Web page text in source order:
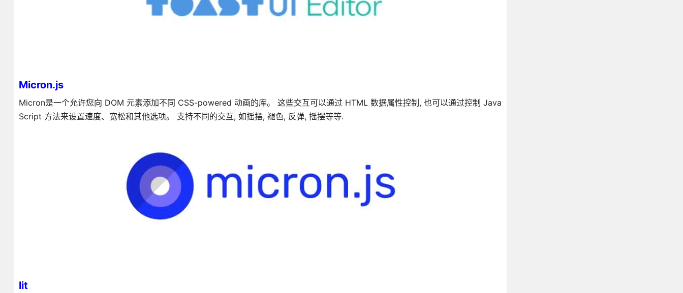
Micron.js
Micron是一个允许您向 DOM 元素添加不同 CSS-powered 动画的库。 这些交互可以通过 HTML 数据属性控制, 也可以通过控制 Java
Script 方法来设置速度、宽松和其他选项。 支持不同的交互, 如摇摆, 褪色, 反弹, 摇摆等等.
lit